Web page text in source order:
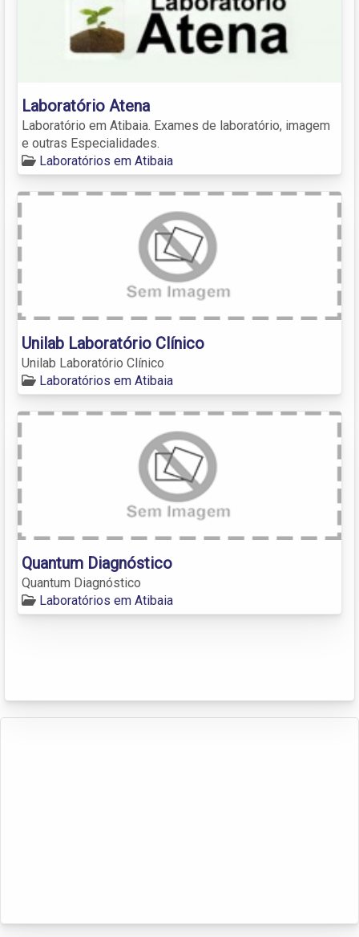
Laboratório Atena
Laboratório em Atibaia. Exames de laboratório, imagem
e outras Especialidades.
Laboratórios em Atibaia
Unilab Laboratório Clínico
Unilab Laboratório Clínico
Laboratórios em Atibaia
Quantum Diagnóstico
Quantum Diagnóstico
Laboratórios em Atibaia